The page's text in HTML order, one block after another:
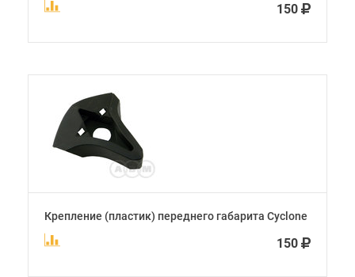
150
Крепление (пластик) переднего габарита Cyclone
150